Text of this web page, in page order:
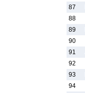
87
88
89
90
91
92
93
94